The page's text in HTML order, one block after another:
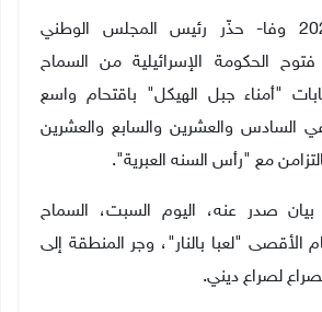
رام الله 24-9-2022 وفا- حذّر رئيس المجلس الوطني
الحكومة الإسرائيلية من السماح
"أمناء جبل الهيكل" باقتحام واسع
السادس والعشرين والسابع والعشرين
مع "رأس السنه العبرية".
صدر عنه، اليوم السبت، السماح
الأقصى "لعبا بالنار"، وجر المنطقة إلى
لصراع ديني.